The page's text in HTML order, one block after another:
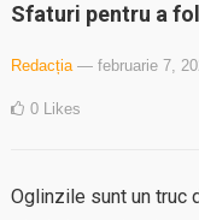
Sfaturi pentru a
Redacția — februarie 7,
0 Likes
Oglinzile sunt un truc